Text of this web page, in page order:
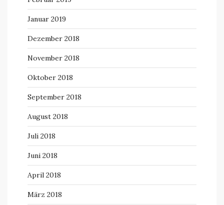
Januar 2019
Dezember 2018
November 2018
Oktober 2018
September 2018
August 2018
Juli 2018
Juni 2018
April 2018
März 2018